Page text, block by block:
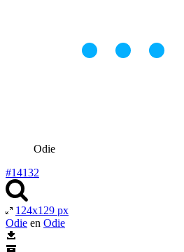
Odie
#14132
124x129 px
Odie en Odie